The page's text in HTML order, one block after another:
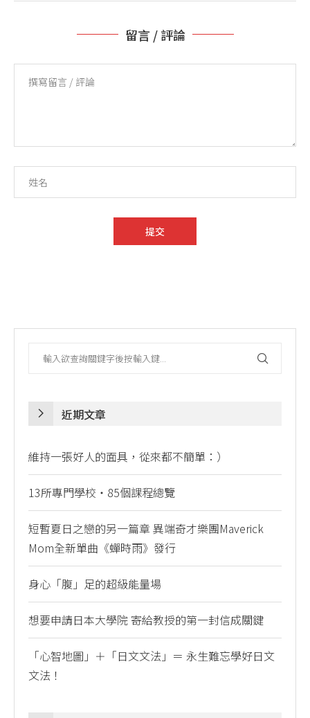
留言 / 評論
近期文章
維持一張好人的面具，從來都不簡單：）
13所專門學校・85個課程總覽
短暫夏日之戀的另一篇章 異端奇才樂團Maverick
Mom全新單曲《蟬時雨》發行
身心「腹」足的超級能量場
想要申請日本大學院 寄給教授的第一封信成關鍵
「心智地圖」＋「日文文法」＝ 永生難忘學好日文
文法！